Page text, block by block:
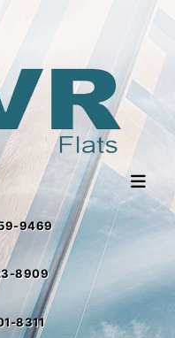
9469
8909
8311